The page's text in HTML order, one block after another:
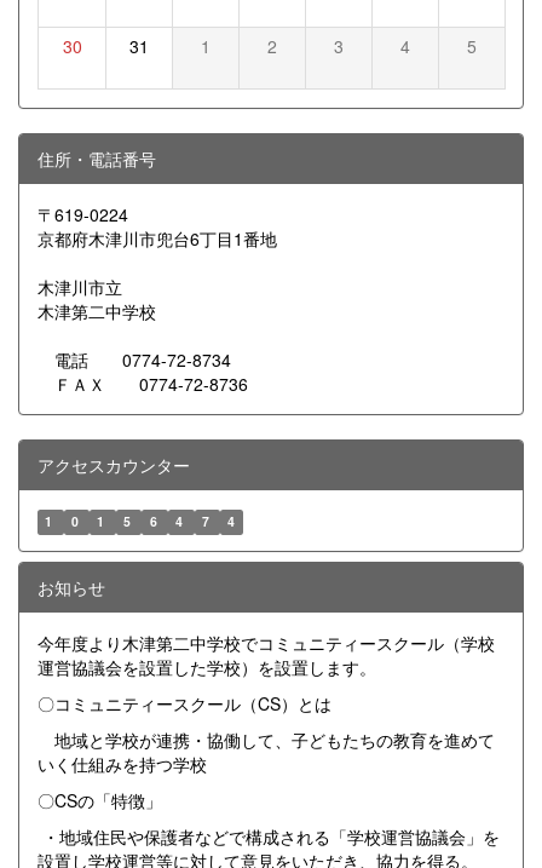
30 31 1 2 3 4 5
住所・電話番号
〒619-0224
京都府木津川市兜台6丁目1番地
木津川市立
木津第二中学校
電話 0774-72-8734
ＦＡＸ 0774-72-8736
アクセスカウンター
1 0 1 5 6 4 7 4
お知らせ
今年度より木津第二中学校でコミュニティースクール（学校
運営協議会を設置した学校）を設置します。
〇コミュニティースクール（CS）とは
地域と学校が連携・協働して、子どもたちの教育を進めて
いく仕組みを持つ学校
〇CSの「特徴」
・地域住民や保護者などで構成される「学校運営協議会」を
設置し学校運営等に対して意見をいただき、協力を得る。